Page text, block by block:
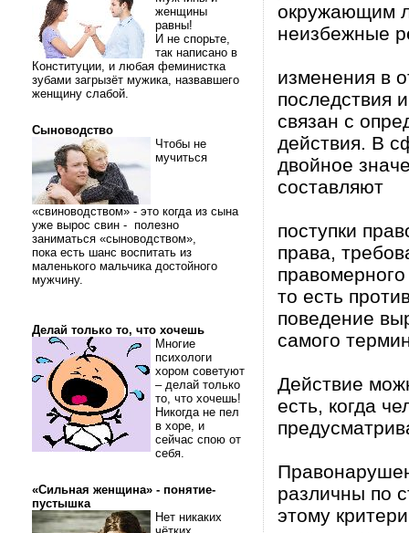
женщины
равны!
И не спорьте,
так написано в
Конституции, и любая феминистка
зубами загрызёт мужика, назвавшего
женщину слабой.
Сыноводство
Чтобы не
мучиться
«свиноводством» - это когда из сына
уже вырос свин - полезно
заниматься «сыноводством»,
пока есть шанс воспитать из
маленького мальчика достойного
мужчину.
Делай только то, что хочешь
Многие
психологи
хором советуют
– делай только
то, что хочешь!
Никогда не пел
в хоре, и
сейчас спою от
себя.
«Сильная женщина» - понятие-
пустышка
Нет никаких
окружающим
неизбежные
изменения в
последствия
связан с
действия. В
двойное
составляют
поступки
права,
то есть
поведение
самого
Действие
есть, когда
различны по
этому